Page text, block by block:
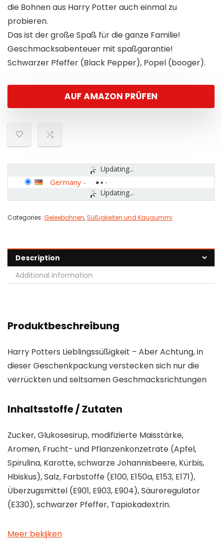
die Bohnen aus Harry Potter auch einmal zu
probieren.
Das ist der große Spaß für die ganze Familie!
Geschmacksabenteuer mit spaßgarantie!
Schwarzer Pfeffer (Black Pepper), Popel (booger).
AUF AMAZON PRÜFEN
Updating...
Updating...
Germany -
Categories: Geleebohnen,Süßigkeiten und Kaugummi
Description
Additional information
Produktbeschreibung
Harry Potters Lieblingssüßigkeit – Aber Achtung, in
dieser Geschenkpackung verstecken sich nur die
verrückten und seltsamen Geschmacksrichtungen
Inhaltsstoffe / Zutaten
Zucker, Glukosesirup, modifizierte Maisstärke,
Aromen, Frucht- und Pflanzenkonzetrate (Apfel,
Spirulina, Karotte, schwarze Johannisbeere, Kürbis,
Hbiskus), Salz, Farbstoffe (E100, E150a, E153, E171),
Überzugsmittel (E901, E903, E904), Säureregulator
(E330), schwarzer Pfeffer, Tapiokadextrin.
Meer bekijken